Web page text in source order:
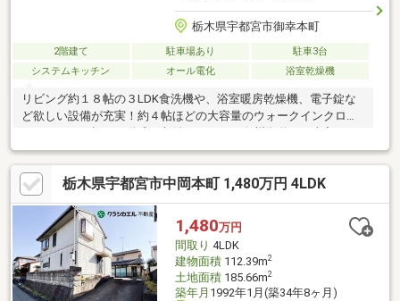
栃木県宇都宮市御幸本町
2階建て 駐車場あり
駐車3台
システムキッチン
オール電化 浴室乾燥機
リビング約１８帖の３LDK食洗機や、浴室暖房乾燥機、電子錠な
ど欲しい設備が充実！約４帖ほどの大容量のウォークインクロー
た、平出工業団地すぐそばの物件。４号線までのアクセス良好！
コンビニまで徒歩約６分！大型スーパーまで車で約５分ほどの立
地です。御幸小学校 歩約１６分（約１２００ｍ）鬼怒中学校
自転車で１３分ほど（約２２００ｍ）
栃木県宇都宮市中岡本町 1,480万円 4LDK
1,480万円
間取り 4LDK
建物面積112.39m2
土地面積185.66m2
築年月 1992年1月(築34年8ヶ月)